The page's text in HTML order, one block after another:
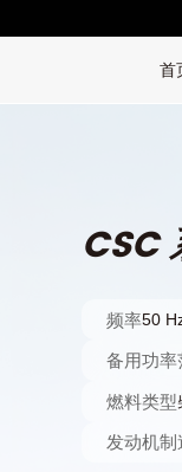
首
CSC
频率50
备用功率
燃料类型
发动机制